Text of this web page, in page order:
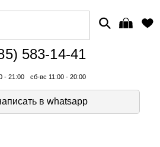
583-14-41
- 21:00 сб-вс 11:00 - 20:00
в whatsapp